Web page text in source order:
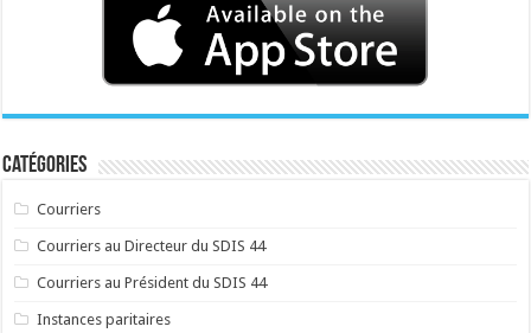
Catégories
Courriers
Courriers au Directeur du SDIS 44
Courriers au Président du SDIS 44
Instances paritaires